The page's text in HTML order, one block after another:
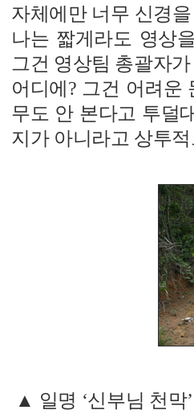
자체에만 너무 신경
나는 짧게라도 영상
그건 영상팀 총괄자
어디에? 그건 어려운
무도 안 본다고 투덜
지가 아니라고 상투
▲ 일명 ‘신부님 천막